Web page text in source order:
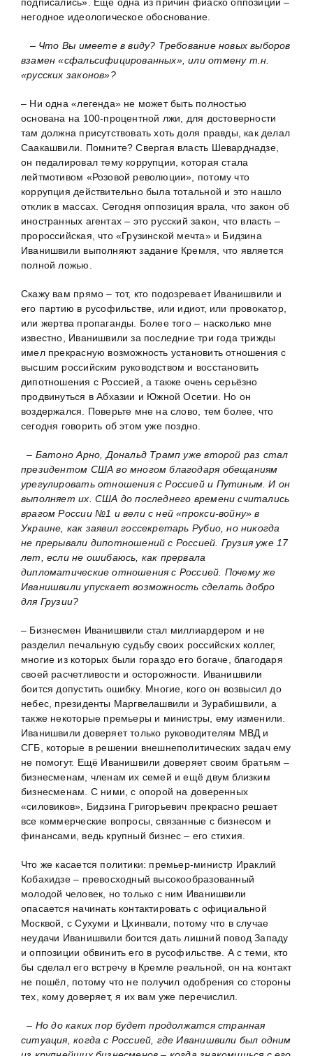
подписались». Ещё одна из причин фиаско оппозиции –
негодное идеологическое обоснование.
– Что Вы имеете в виду? Требование новых выборов
взамен «сфальсифицированных», или отмену т.н.
«русских законов»?
– Ни одна «легенда» не может быть полностью
основана на 100-процентной лжи, для достоверности
там должна присутствовать хоть доля правды, как делал
Саакашвили. Помните? Свергая власть Шеварднадзе,
он педалировал тему коррупции, которая стала
лейтмотивом «Розовой революции», потому что
коррупция действительно была тотальной и это нашло
отклик в массах. Сегодня оппозиция врала, что закон об
иностранных агентах – это русский закон, что власть –
пророссийская, что «Грузинской мечта» и Бидзина
Иванишвили выполняют задание Кремля, что является
полной ложью.
Скажу вам прямо – тот, кто подозревает Иванишвили и
его партию в русофильстве, или идиот, или провокатор,
или жертва пропаганды. Более того – насколько мне
известно, Иванишвили за последние три года трижды
имел прекрасную возможность установить отношения с
высшим российским руководством и восстановить
дипотношения с Россией, а также очень серьёзно
продвинуться в Абхазии и Южной Осетии. Но он
воздержался. Поверьте мне на слово, тем более, что
сегодня говорить об этом уже поздно.
– Батоно Арно, Дональд Трамп уже второй раз стал
президентом США во многом благодаря обещаниям
урегулировать отношения с Россией и Путиным. И он
выполняет их. США до последнего времени считались
врагом России №1 и вели с ней «прокси-войну» в
Украине, как заявил госсекретарь Рубио, но никогда
не прерывали дипотношений с Россией. Грузия уже 17
лет, если не ошибаюсь, как прервала
дипломатические отношения с Россией. Почему же
Иванишвили упускает возможность сделать добро
для Грузии?
– Бизнесмен Иванишвили стал миллиардером и не
разделил печальную судьбу своих российских коллег,
многие из которых были гораздо его богаче, благодаря
своей расчетливости и осторожности. Иванишвили
боится допустить ошибку. Многие, кого он возвысил до
небес, президенты Маргвелашвили и Зурабишвили, а
также некоторые премьеры и министры, ему изменили.
Иванишвили доверяет только руководителям МВД и
СГБ, которые в решении внешнеполитических задач ему
не помогут. Ещё Иванишвили доверяет своим братьям –
бизнесменам, членам их семей и ещё двум близким
бизнесменам. С ними, с опорой на доверенных
«силовиков», Бидзина Григорьевич прекрасно решает
все коммерческие вопросы, связанные с бизнесом и
финансами, ведь крупный бизнес – его стихия.
Что же касается политики: премьер-министр Ираклий
Кобахидзе – превосходный высокообразованный
молодой человек, но только с ним Иванишвили
опасается начинать контактировать с официальной
Москвой, с Сухуми и Цхинвали, потому что в случае
неудачи Иванишвили боится дать лишний повод Западу
и оппозиции обвинить его в русофильстве. А с теми, кто
бы сделал его встречу в Кремле реальной, он на контакт
не пошёл, потому что не получил одобрения со стороны
тех, кому доверяет, я их вам уже перечислил.
– Но до каких пор будет продолжатся странная
ситуация, когда с Россией, где Иванишвили был одним